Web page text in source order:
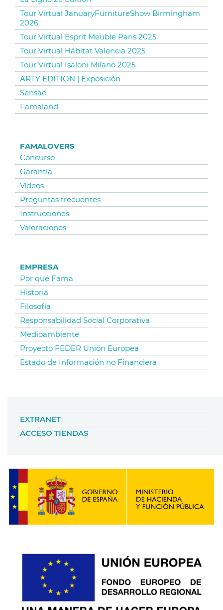
Tour Virtual JanuaryFurnitureShow Birmingham
2026
Tour Virtual Esprit Meuble Paris 2025
Tour Virtual Hábitat Valencia 2025
Tour Virtual Isaloni Milano 2025
ARTY EDITION | Exposición
Sensae
Famaland
FAMALOVERS
Concurso
Garantía
Vídeos
Preguntas frecuentes
Instrucciones
Valoraciones
EMPRESA
Por qué Fama
Historia
Filosofía
Responsabilidad Social Corporativa
Medioambiente
Proyecto FEDER Unión Europea
Estado de Información no Financiera
EXTRANET
ACCESO TIENDAS